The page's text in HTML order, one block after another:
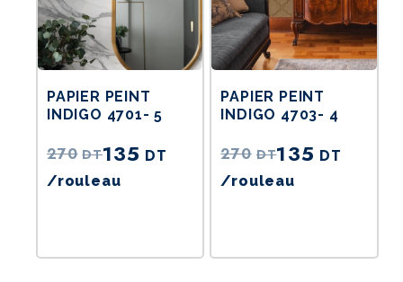
PAPIER PEINT
INDIGO 4701- 5
270 DT135 DT
/rouleau
PAPIER PEINT
INDIGO 4703- 4
270 DT135 DT
/rouleau